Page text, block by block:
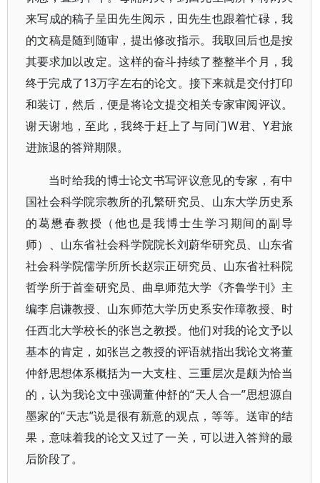
来写成的稿子呈田先生阅示，田先生也跟着忙碌，我
的文稿是随到随审，提出修改指示。我取回后也是按
其要求加以改定。这样的奋斗持续了整整半个月，我
终于完成了13万字左右的论文。接下来就是交付打印
和装订，然后，便是将论文提交相关专家审阅评议。
谢天谢地，至此，我终于赶上了与同门W君、Y君旅
进旅退的答辩期限。
当时给我的博士论文书写评议意见的专家，有中
国社会科学院宗教所的孔繁研究员、山东大学历史系
的葛懋春教授（他也是我博士生学习期间的副导
师）、山东省社会科学院院长刘蔚华研究员、山东省
社会科学院儒学所所长赵宗正研究员、山东省社科院
哲学所于首奎研究员、曲阜师范大学《齐鲁学刊》主
编李启谦教授、山东师范大学历史系安作璋教授、时
任西北大学校长的张岂之教授。他们对我的论文予以
基本的肯定，如张岂之教授的评语就指出我论文将董
仲舒思想体系概括为一大支柱、三重层次是颇为恰当
的，认为我论文中强调董仲舒的“天人合一”思想源自
墨家的“天志”说是很有新意的观点，等等。送审的结
果，意味着我的论文又过了一关，可以进入答辩的最
后阶段了。